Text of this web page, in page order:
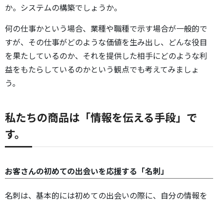
か。システムの構築でしょうか。
何の仕事かという場合、業種や職種で示す場合が一般的で
すが、その仕事がどのような価値を生み出し、どんな役目
を果たしているのか、それを提供した相手にどのような利
益をもたらしているのかという観点でも考えてみましょ
う。
私たちの商品は「情報を伝える手段」で
す。
お客さんの初めての出会いを応援する「名刺」
名刺は、基本的には初めての出会いの際に、自分の情報を